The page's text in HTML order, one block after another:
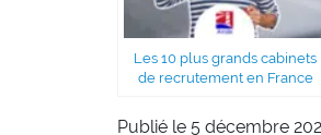
Les 10 plus grands cabinets
de recrutement en France
Publié le 5 décembre